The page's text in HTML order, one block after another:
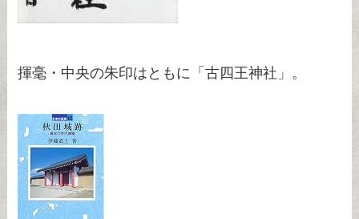
揮毫・中央の朱印はともに「古四王神社」。